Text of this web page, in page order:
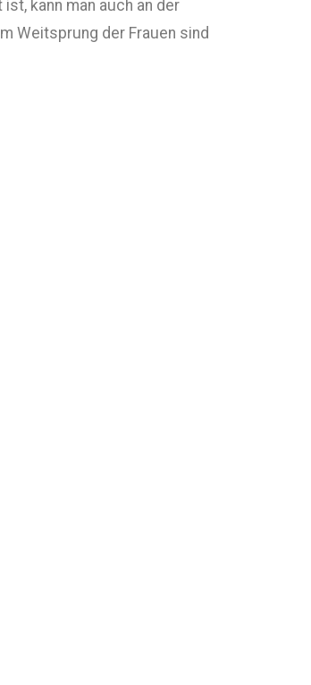
kann man auch an der
Weitsprung der Frauen sind